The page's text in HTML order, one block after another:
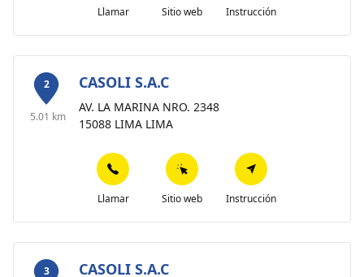
Llamar Sitio web Instrucción
2
5.01 km
CASOLI S.A.C
AV. LA MARINA NRO. 2348
15088 LIMA LIMA
Llamar Sitio web Instrucción
3 CASOLI S.A.C